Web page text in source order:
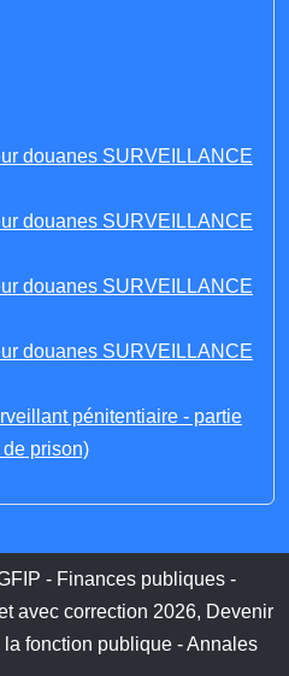
douanes SURVEILLANCE
douanes SURVEILLANCE
douanes SURVEILLANCE
douanes SURVEILLANCE
pénitentiaire - partie
prison)
- Finances publiques -
avec correction 2026, Devenir
fonction publique - Annales